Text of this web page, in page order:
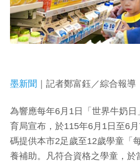
墨新聞 ｜記者鄭富鈺／綜合報導
為響應每年6月1日「世界牛奶日
育局宣布，於115年6月1日至6
碼提供本市2足歲至12歲學童「
養補助。凡符合資格之學童，於